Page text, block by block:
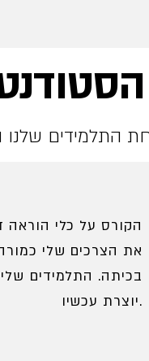
התלמידים
הקורס על כלי הוראה
את הצרכים שלי
בכיתה. התלמידים
יוצרת עכשיו.